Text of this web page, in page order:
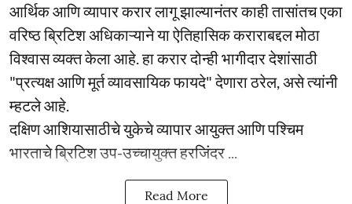
आर्थिक आणि व्यापार करार लागू झाल्यानंतर काही तासांतच एका
वरिष्ठ ब्रिटिश अधिकाऱ्याने या ऐतिहासिक कराराबद्दल मोठा
विश्वास व्यक्त केला आहे. हा करार दोन्ही भागीदार देशांसाठी
"प्रत्यक्ष आणि मूर्त व्यावसायिक फायदे" देणारा ठरेल, असे त्यांनी
म्हटले आहे.
दक्षिण आशियासाठीचे युकेचे व्यापार आयुक्त आणि पश्चिम
भारताचे ब्रिटिश उप-उच्चायुक्त हरजिंदर ...
Read More